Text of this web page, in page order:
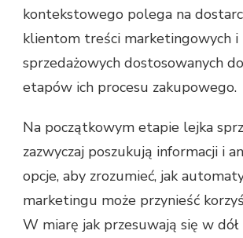
kontekstowego polega na
klientom treści marketingowych i
sprzedażowych dostosowanych
etapów ich procesu zakupowego.
Na początkowym etapie lejka
zazwyczaj poszukują informacji i
opcje, aby zrozumieć, jak
marketingu może przynieść
W miarę jak przesuwają się w dół